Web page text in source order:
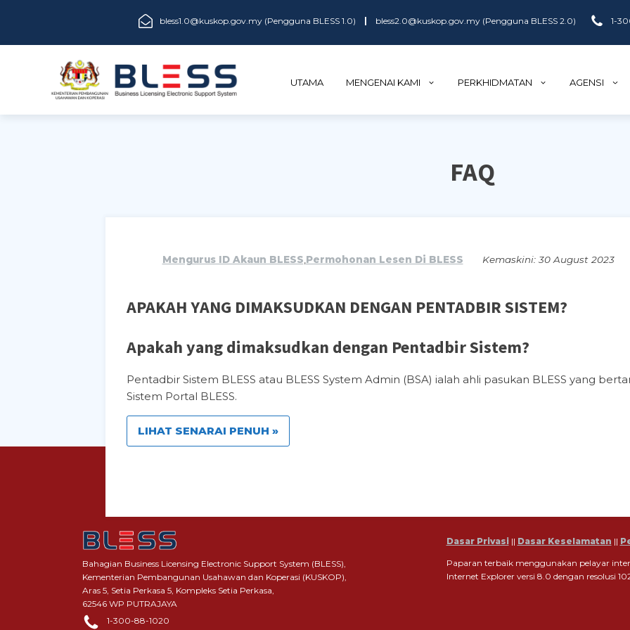
bless1.0@kuskop.gov.my (Pengguna BLESS 1.0) bless2.0@kuskop.gov.my (Pengguna BLESS 2.0) 1-
UTAMA MENGENAI KAMI PERKHIDMATAN AGENSI
FAQ
Mengurus ID Akaun BLESS Permohonan Lesen Di BLESS Kemaskini: 30 August 2023
APAKAH YANG DIMAKSUDKAN DENGAN PENTADBIR SISTEM?
Apakah yang dimaksudkan dengan Pentadbir Sistem?
Pentadbir Sistem BLESS atau BLESS System Admin (BSA) ialah ahli pasukan BLESS yang
Sistem Portal BLESS.
LIHAT SENARAI PENUH »
Bahagian Business Licensing Electronic Support System (BLESS),
Kementerian Pembangunan Usahawan dan Koperasi (KUSKOP),
Aras 5, Setia Perkasa 5, Kompleks Setia Perkasa,
62546 WP PUTRAJAYA
1-300-88-1020
Dasar Privasi|| Dasar Keselamatan ||
Paparan terbaik menggunakan pelayar
Internet Explorer versi 8.0 dengan resolusi